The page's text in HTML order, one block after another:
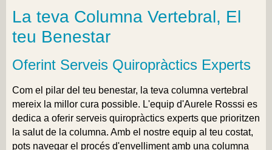
La teva Columna Vertebral, El
teu Benestar
Oferint Serveis Quiropràctics Experts
Com el pilar del teu benestar, la teva columna vertebral
mereix la millor cura possible. L'equip d'Aurele Rosssi es
dedica a oferir serveis quiropràctics experts que prioritzen
la salut de la columna. Amb el nostre equip al teu costat,
pots navegar el procés d'envelliment amb una columna